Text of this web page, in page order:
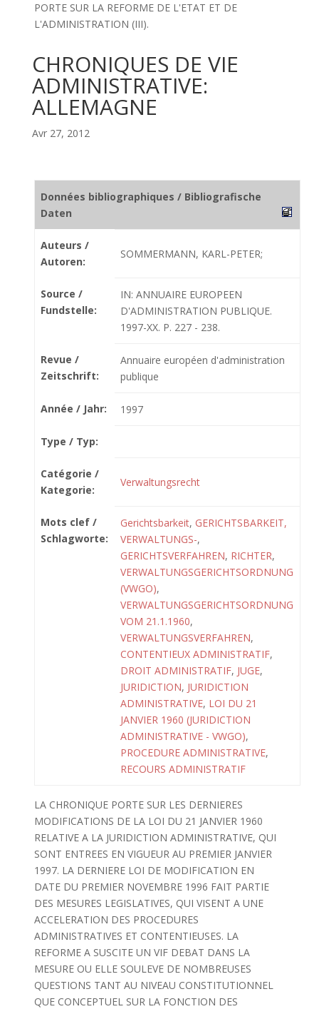
PORTE SUR LA REFORME DE L'ETAT ET DE
L'ADMINISTRATION (III).
CHRONIQUES DE VIE
ADMINISTRATIVE:
ALLEMAGNE
Avr 27, 2012
Données bibliographiques / Bibliografische
Daten
Auteurs /
Autoren:
SOMMERMANN, KARL-PETER;
Source /
Fundstelle:
IN: ANNUAIRE EUROPEEN
D'ADMINISTRATION PUBLIQUE.
1997-XX. P. 227 - 238.
Revue /
Zeitschrift:
Annuaire européen d'administration
publique
Année / Jahr: 1997
Type / Typ:
Catégorie /
Kategorie:
Verwaltungsrecht
Mots clef /
Schlagworte:
Gerichtsbarkeit, GERICHTSBARKEIT,
VERWALTUNGS-,
GERICHTSVERFAHREN, RICHTER,
VERWALTUNGSGERICHTSORDNUNG
(VWGO),
VERWALTUNGSGERICHTSORDNUNG
VOM 21.1.1960,
VERWALTUNGSVERFAHREN,
CONTENTIEUX ADMINISTRATIF,
DROIT ADMINISTRATIF, JUGE,
JURIDICTION, JURIDICTION
ADMINISTRATIVE, LOI DU 21
JANVIER 1960 (JURIDICTION
ADMINISTRATIVE - VWGO),
PROCEDURE ADMINISTRATIVE,
RECOURS ADMINISTRATIF
LA CHRONIQUE PORTE SUR LES DERNIERES
MODIFICATIONS DE LA LOI DU 21 JANVIER 1960
RELATIVE A LA JURIDICTION ADMINISTRATIVE, QUI
SONT ENTREES EN VIGUEUR AU PREMIER JANVIER
1997. LA DERNIERE LOI DE MODIFICATION EN
DATE DU PREMIER NOVEMBRE 1996 FAIT PARTIE
DES MESURES LEGISLATIVES, QUI VISENT A UNE
ACCELERATION DES PROCEDURES
ADMINISTRATIVES ET CONTENTIEUSES. LA
REFORME A SUSCITE UN VIF DEBAT DANS LA
MESURE OU ELLE SOULEVE DE NOMBREUSES
QUESTIONS TANT AU NIVEAU CONSTITUTIONNEL
QUE CONCEPTUEL SUR LA FONCTION DES